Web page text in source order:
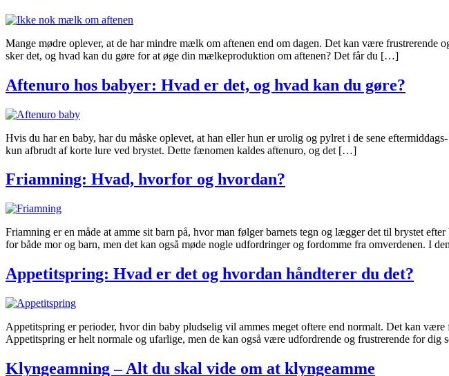
Mange mødre oplever, at de har mindre mælk om aftenen end om dagen. Det kan være
sker det, og hvad kan du gøre for at øge din mælkeproduktion om aftenen? Det får du […]
Aftenuro hos babyer: Hvad er det, og hvad kan du gøre?
Hvis du har en baby, har du måske oplevet, at han eller hun er urolig og pylret i de sene
kun afbrudt af korte lure ved brystet. Dette fænomen kaldes aftenuro, og det […]
Friamning: Hvad, hvorfor og hvordan?
Friamning er en måde at amme sit barn på, hvor man følger barnets tegn og lægger det til brystet
for både mor og barn, men det kan også møde nogle udfordringer og fordomme fra omverdenen. I
Appetitspring: Hvad er det og hvordan håndterer du det?
Appetitspring er perioder, hvor din baby pludselig vil ammes meget oftere end normalt. Det kan
Appetitspring er helt normale og ufarlige, men de kan også være udfordrende og frustrerende for
Klyngeamning – Alt du skal vide om at klyngeamme